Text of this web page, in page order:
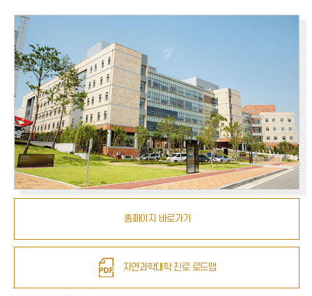
화학과
패션산업학과
해양학과
홈페이지 바로가기
자연과학대학 진로 로드맵